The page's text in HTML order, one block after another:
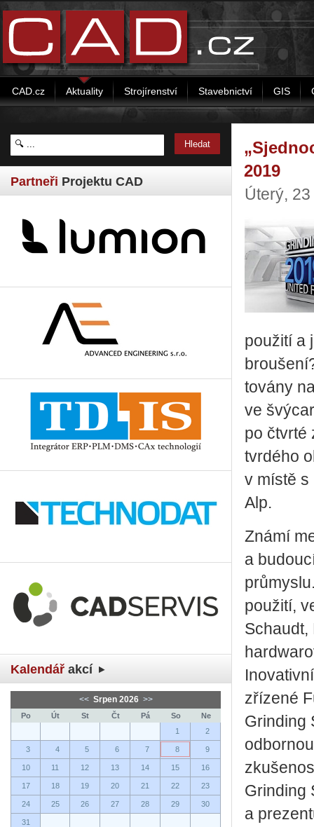
CAD.cz Aktuality Strojírenství Stavebnictví GIS
Partneři Projektu CAD
Kalendář akcí
<< Srpen 2026 >>
Po Út St Čt Pá So
Ne
1
2
3 4 5 6 7 8 9
10 11 12 13 14 15 16
17 18 19 20 21 22 23
24 25 26 27 28 29 30
31
2019
Úterý,
použití a
to­vá­ny
ve
po čtvrté
tvrdého
v místě s
Alp.
Známí
a
použití,
Schaudt,
zřízené
Grinding
Grinding
a